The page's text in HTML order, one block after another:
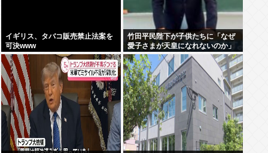
イギリス、タバコ販売禁止法案を
可決www
竹田平民陛下が子供たちに「なぜ
愛子さまが天皇になれないのか」
をわかりやすく解説してしまう